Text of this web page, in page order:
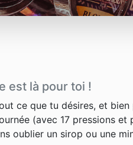
est là pour toi !
ce que tu désires, et
(avec 17 pressions
oublier un sirop ou une